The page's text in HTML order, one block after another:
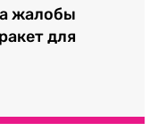
жалобы
для